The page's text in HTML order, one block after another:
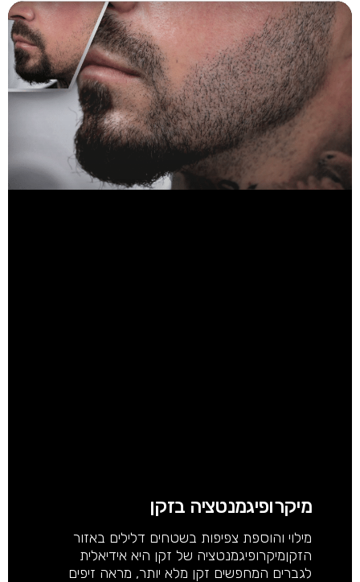
מיקרופיגמנטציה בזקן
מילוי והוספת צפיפות בשטחים דלילים באזור
הזקןמיקרופיגמנטציה של זקן היא אידיאלית
לגברים המחפשים זקן מלא יותר, מראה זיפים